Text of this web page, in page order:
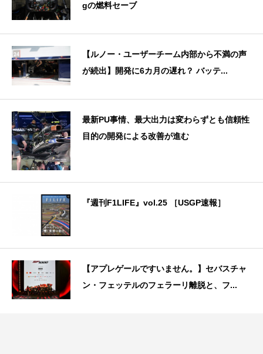
gの燃料セーブ
【ルノー・ユーザーチーム内部から不満の声
が続出】開発に6カ月の遅れ？ バッテ...
最新PU事情、最大出力は変わらずとも信頼性
目的の開発による改善が進む
『週刊F1LIFE』vol.25 ［USGP速報］
【アプレゲールですいません。】セバスチャ
ン・フェッテルのフェラーリ離脱と、フ...